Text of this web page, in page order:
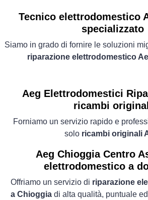
Tecnico elettrodomestico
specializzato
Siamo in grado di fornire le soluzioni
riparazione elettrodomestico
Aeg Elettrodomestici
ricambi
Forniamo un servizio rapido e
solo ricambi originali
Aeg Chioggia Centro
elettrodomestico a
Offriamo un servizio di riparazione
a Chioggiadi alta qualità, puntuale